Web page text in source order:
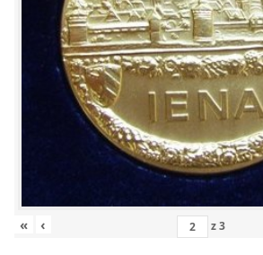
« ‹ z3